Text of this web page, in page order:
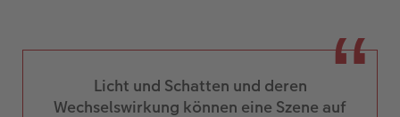
Licht und Schatten und deren
Wechselswirkung können eine Szene auf